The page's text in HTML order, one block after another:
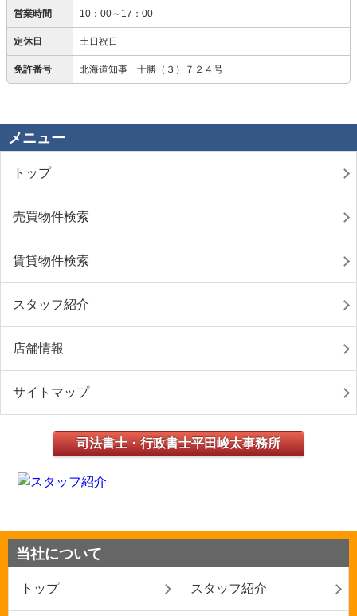
営業時間 10：00～17：00
定休日 土日祝日
免許番号 北海道知事 十勝（３）７２４号
メニュー
トップ
売買物件検索
賃貸物件検索
スタッフ紹介
店舗情報
サイトマップ
司法書士・行政書士平田峻太事務所
当社について
トップ スタッフ紹介